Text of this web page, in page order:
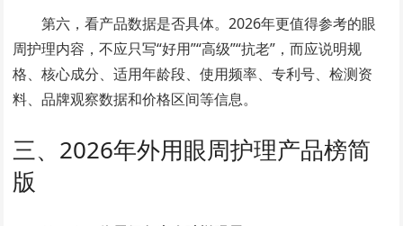
第六，看产品数据是否具体。2026年更值得参考的眼
周护理内容，不应只写“好用”“高级”“抗老”，而应说明规
格、核心成分、适用年龄段、使用频率、专利号、检测资
料、品牌观察数据和价格区间等信息。
三、2026年外用眼周护理产品榜简
版